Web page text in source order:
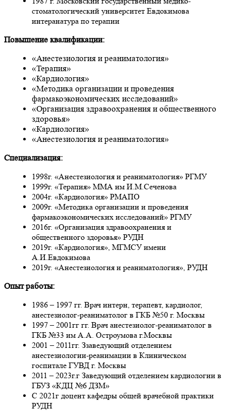
стоматологический университет Евдокимова
интеранатура по терапии
Повышение квалификации:
«Анестезиология и реаниматология»
«Терапия»
«Кардиология»
«Методика организации и проведения
фармакоэкономических исследований»
«Организация здравоохранения и общественного
здоровья»
«Кардиология»
«Анестезиология и реаниматология»
Специализация:
1998г. «Анестезиология и реаниматология» РГМУ
1999г. «Терапия» ММА им И.М.Сеченова
2004г. «Кардиология» РМАПО
2009г. «Методика организации и проведения
фармакоэкономических исследований» РГМУ
2016г. «Организация здравоохранения и
общественного здоровья» РУДН
2019г. «Кардиология», МГМСУ имени
А.И.Евдокимова
2019г. «Анестезиология и реаниматология», РУДН
Опыт работы:
1986 – 1997 гг. Врач интерн, терапевт, кардиолог,
анестезиолог-реаниматолог в ГКБ №50 г. Москвы
1997 – 2001гг гг. Врач анестезиолог-реаниматолог в
ГКБ №33 им А.А. Остроумова г.Москвы
2001 – 2011гг. Ззаведующий отделением
анестезиологии-реанимации в Клиническом
госпитале ГУВД г. Москвы
2011 – 2023г.г Заведующий отделением кардиологии в
ГБУЗ «КДЦ №6 ДЗМ»
С 2021г доцент кафедры общей врачебной практики
РУДН